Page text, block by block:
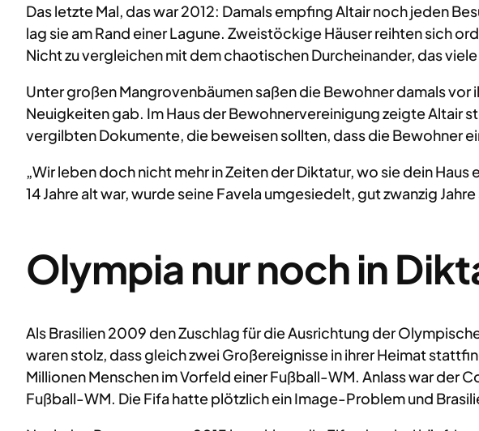
Das letzte Mal, das war 2012: Damals empfing Altair noch jeden
lag sie am Rand einer Lagune. Zweistöckige Häuser reihten sich
Nicht zu vergleichen mit dem chaotischen Durcheinander, das
Unter großen Mangrovenbäumen saßen die Bewohner damals
Neuigkeiten gab. Im Haus der Bewohnervereinigung zeigte Altair
vergilbten Dokumente, die beweisen sollten, dass die Bewohner
„Wir leben doch nicht mehr in Zeiten der Diktatur, wo sie dein
14 Jahre alt war, wurde seine Favela umgesiedelt, gut zwanzig
Olympia nur noch in
Als Brasilien 2009 den Zuschlag für die Ausrichtung der
waren stolz, dass gleich zwei Großereignisse in ihrer Heimat
Millionen Menschen im Vorfeld einer Fußball-WM. Anlass war der
Fußball-WM. Die Fifa hatte plötzlich ein Image-Problem und